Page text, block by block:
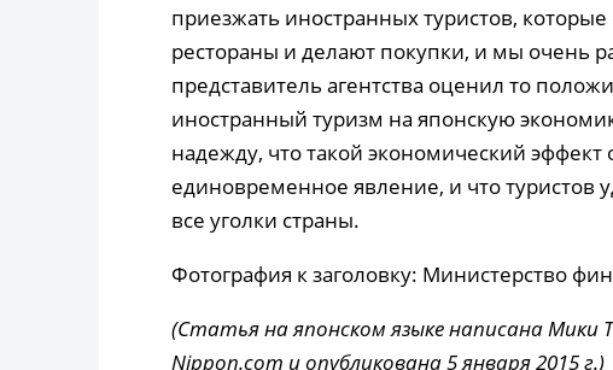
приезжать иностранных туристов,
рестораны и делают покупки, и мы очень
представитель агентства оценил то
иностранный туризм на японскую
надежду, что такой экономический
единовременное явление, и что туристов
все уголки страны.
Фотография к заголовку: Министерство
(Статья на японском языке написана Мики
Nippon.com и опубликована 5 января 2015 г.)